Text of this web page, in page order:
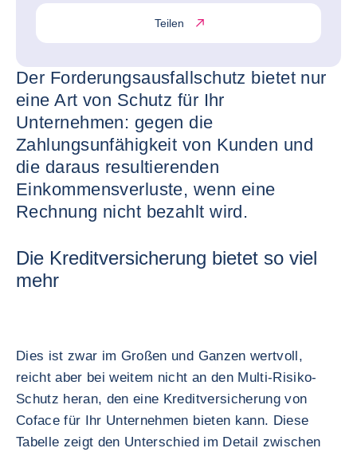
Teilen
Der Forderungsausfallschutz bietet nur
eine Art von Schutz für Ihr
Unternehmen: gegen die
Zahlungsunfähigkeit von Kunden und
die daraus resultierenden
Einkommensverluste, wenn eine
Rechnung nicht bezahlt wird.
Die Kreditversicherung bietet so viel
mehr
Dies ist zwar im Großen und Ganzen wertvoll,
reicht aber bei weitem nicht an den Multi-Risiko-
Schutz heran, den eine Kreditversicherung von
Coface für Ihr Unternehmen bieten kann. Diese
Tabelle zeigt den Unterschied im Detail zwischen